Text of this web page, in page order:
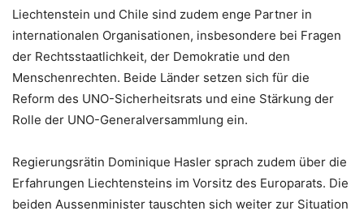
Liechtenstein und Chile sind zudem enge Partner in
internationalen Organisationen, insbesondere bei Fragen
der Rechtsstaatlichkeit, der Demokratie und den
Menschenrechten. Beide Länder setzen sich für die
Reform des UNO-Sicherheitsrats und eine Stärkung der
Rolle der UNO-Generalversammlung ein.
Regierungsrätin Dominique Hasler sprach zudem über die
Erfahrungen Liechtensteins im Vorsitz des Europarats. Die
beiden Aussenminister tauschten sich weiter zur Situation